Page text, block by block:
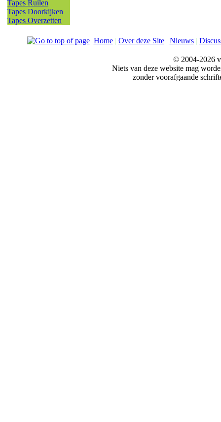
Tapes Ruilen
Tapes Doorkijken
Tapes Overzetten
Home| Over deze Site| Nieuws|
© 2004-2026
Niets van deze website mag
zonder voorafgaande